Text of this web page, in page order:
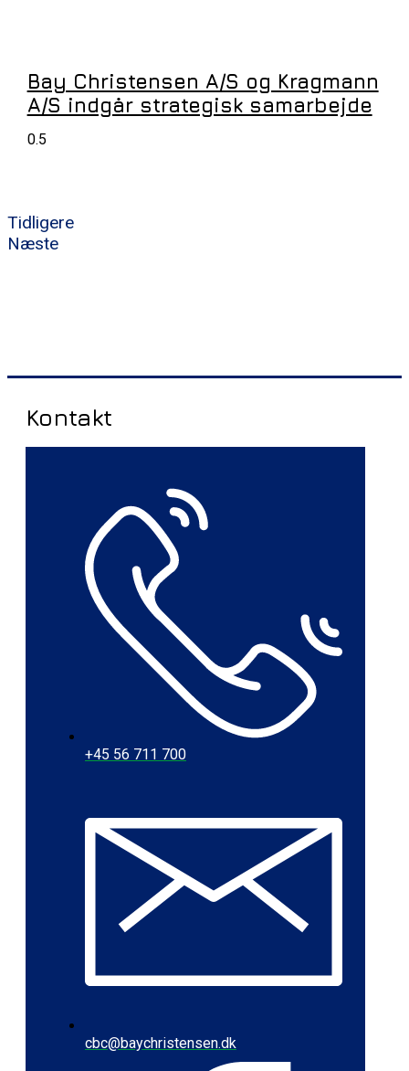
Bay Christensen A/S og Kragmann
A/S indgår strategisk samarbejde
Tidligere
Næste
Kontakt
+45 56 711 700
cbc@baychristensen.dk